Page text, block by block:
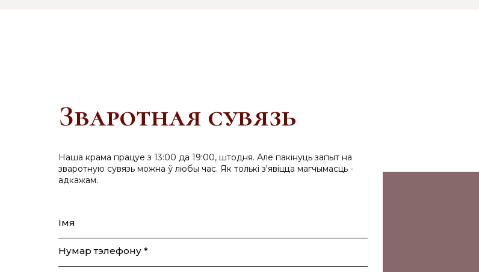
Зваротная сувязь
Наша крама працуе з 13:00 да 19:00, штодня. Але пакінуць запыт на
зваротную сувязь можна ў любы час. Як толькі з'явіцца магчымасць -
адкажам.
Імя
Нумар тэлефону *